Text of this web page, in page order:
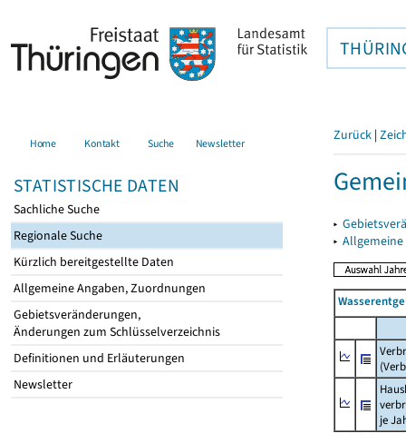
Home Kontakt Suche Newsletter
STATISTISCHE DATEN
Sachliche Suche
Regionale Suche
Kürzlich bereitgestellte Daten
Allgemeine Angaben, Zuordnungen
Gebietsveränderungen,
Änderungen zum Schlüsselverzeichnis
Definitionen und Erläuterungen
Newsletter
Zurück |
▸
▸
je